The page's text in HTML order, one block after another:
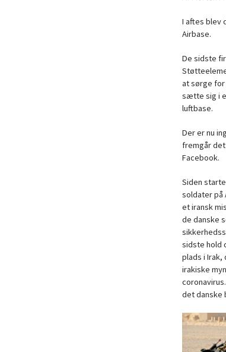
I aftes blev
Airbase.
De sidste
at sørge for
sætte sig i
luftbase.
Der er nu
fremgår
Facebook.
Siden
soldater på
et iransk
de danske
sidste hold
plads i
irakiske
det danske